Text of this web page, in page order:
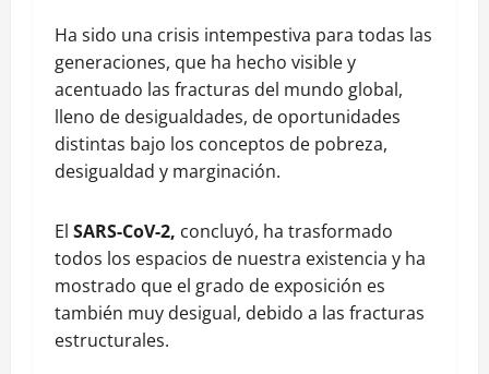
Ha sido una crisis intempestiva para todas las
generaciones, que ha hecho visible y
acentuado las fracturas del mundo global,
lleno de desigualdades, de oportunidades
distintas bajo los conceptos de pobreza,
desigualdad y marginación.
El SARS-CoV-2, concluyó, ha trasformado
todos los espacios de nuestra existencia y ha
mostrado que el grado de exposición es
también muy desigual, debido a las fracturas
estructurales.